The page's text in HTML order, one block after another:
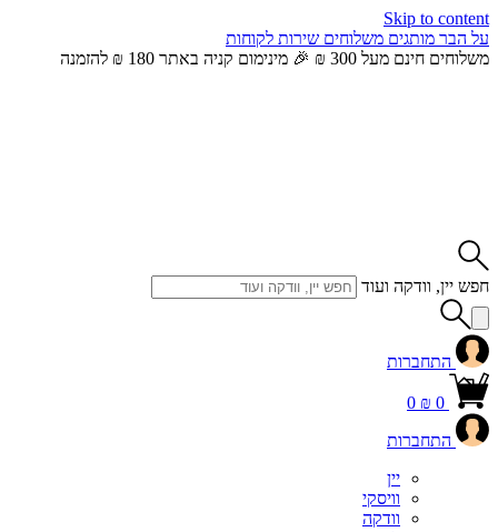
Skip to content
על הבר מותגים משלוחים שירות לקוחות
משלוחים חינם מעל 300 ₪ 🎉 מינימום קניה באתר 180 ₪ להזמנה
חפש יין, וודקה ועוד
התחברות
0
0 ₪
התחברות
יין
וויסקי
וודקה